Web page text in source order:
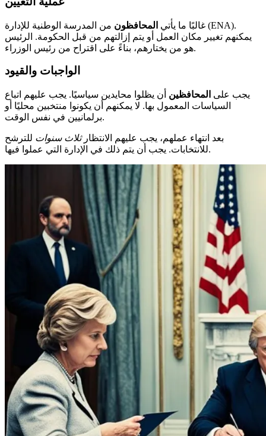
غالبًا ما يأتي المحافظون من المدرسة الوطنية للإدارة (ENA).
يمكنهم تغيير مكان العمل أو يتم إزالتهم من قبل الحكومة. الرئيس
هو من يختارهم، بناءً على اقتراح من رئيس الوزراء.
الواجبات والقيود
يجب على المحافظين أن يظلوا محايدين سياسيًا. يجب عليهم اتباع
السياسات المعمول بها. لا يمكنهم أن يكونوا منتخبين محليًا أو
برلمانيين في نفس الوقت.
بعد انتهاء عملهم، يجب عليهم الانتظارثلاث سنوات للترشح
للانتخابات. يجب أن يتم ذلك في الإدارة التي عملوا فيها.